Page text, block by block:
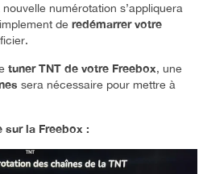
nouvelle numérotation s’appliquera
de redémarrer votre
tuner TNT de votre Freebox, une
sera nécessaire pour mettre à
sur la Freebox :